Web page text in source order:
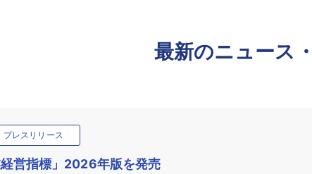
最新のニュース
プレスリリース
経営指標」2026年版を発売